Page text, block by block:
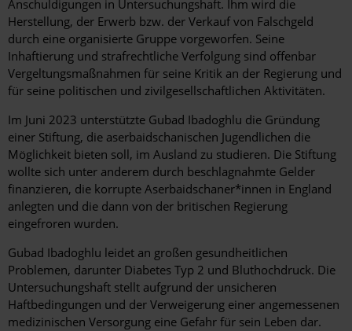
Anschuldigungen in Untersuchungshaft. Ihm wird die
Herstellung, der Erwerb bzw. der Verkauf von Falschgeld
durch eine organisierte Gruppe vorgeworfen. Seine
Inhaftierung und strafrechtliche Verfolgung sind offenbar
Vergeltungsmaßnahmen für seine Kritik an der Regierung und
für seine politischen und zivilgesellschaftlichen Aktivitäten.
Im Juni 2023 unterstützte Gubad Ibadoghlu die Gründung
einer Stiftung, die aserbaidschanischen Jugendlichen die
Möglichkeit bieten soll, im Ausland zu studieren. Die Stiftung
wollte sich unter anderem durch beschlagnahmte Gelder
finanzieren, die korrupte Aserbaidschaner*innen in England
anlegten und die dann von der britischen Regierung
eingefroren wurden.
Gubad Ibadoghlu leidet an großen gesundheitlichen
Problemen, darunter Diabetes Typ 2 und Bluthochdruck. Die
Untersuchungshaft stellt aufgrund der unsicheren
Haftbedingungen und der Verweigerung einer angemessenen
medizinischen Versorgung eine Gefahr für sein Leben dar.